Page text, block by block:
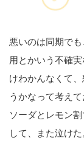
悪いのは同期で
用とかいう不確
けわかんなくて
うかなって考え
ソーダとレモン
して、また泣け